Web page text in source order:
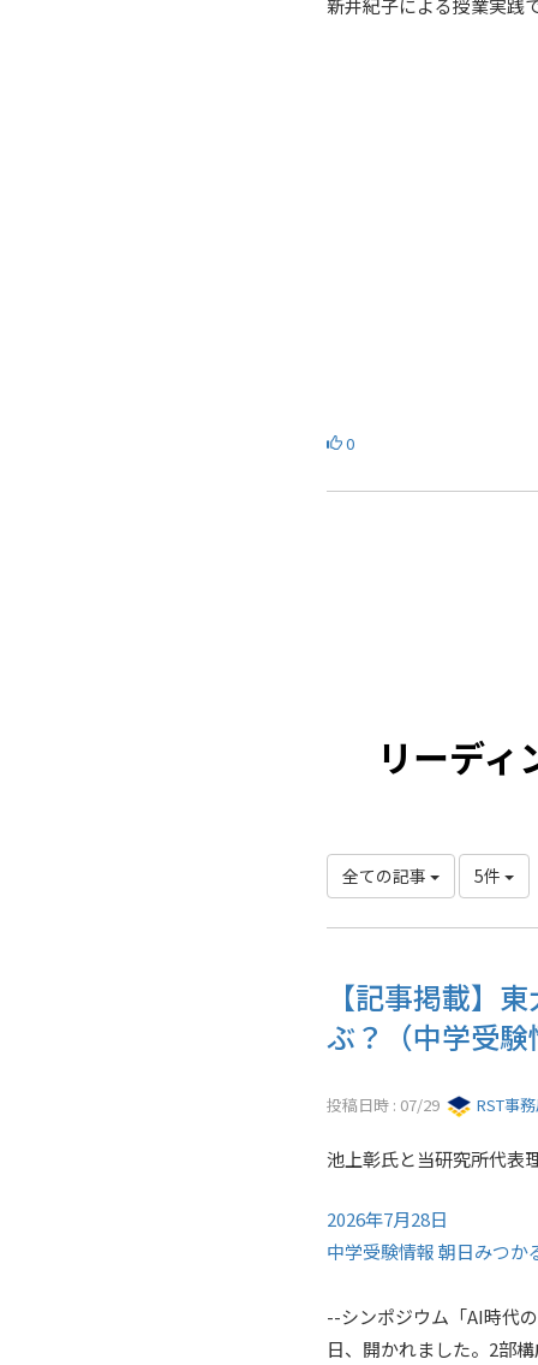
新井紀子による授業実践
0
リーデ
全ての記事 5件
【記事掲載】
ぶ？（中学受
投稿日時 : 07/29 RST事
池上彰氏と当研究所代表
2026年7月28日
中学受験情報 朝日みつ
--シンポジウム「AI時代
日、開かれました。2部